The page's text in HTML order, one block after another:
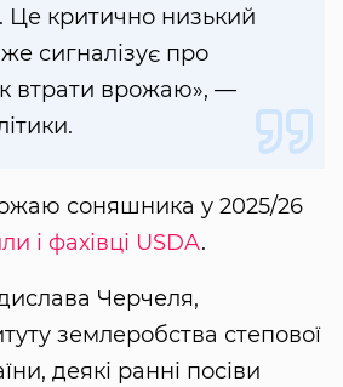
критично низький
сигналізує про
втрати врожаю», —
соняшника у 2025/26
і фахівці USDA.
Черчеля,
землеробства степової
деякі ранні посіви